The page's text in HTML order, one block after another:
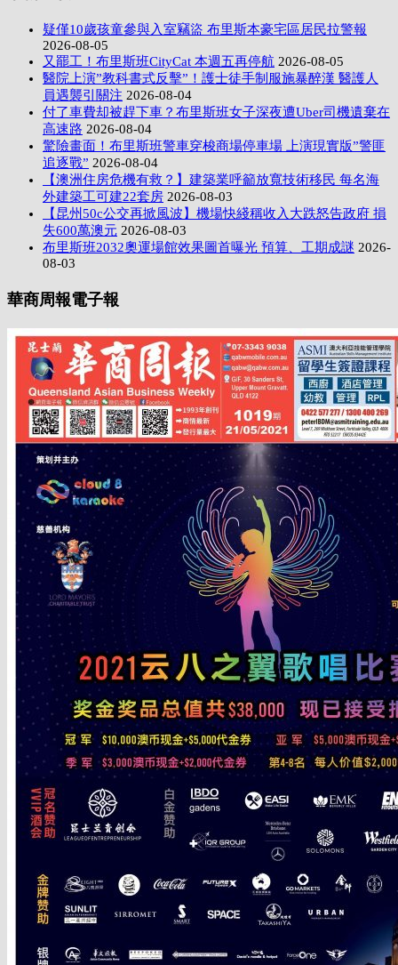
疑僅10歲孩童參與入室竊盜 布里斯本豪宅區居民拉警報
2026-08-05
又罷工！布里斯班CityCat 本週五再停航 2026-08-05
醫院上演”教科書式反擊”！護士徒手制服施暴醉漢 醫護人
員遇襲引關注 2026-08-04
付了車費却被趕下車？布里斯班女子深夜遭Uber司機遺棄在
高速路 2026-08-04
驚險畫面！布里斯班警車穿梭商場停車場 上演現實版”警匪
追逐戰” 2026-08-04
【澳洲住房危機有救？】建築業呼籲放寬技術移民 每名海
外建築工可建22套房 2026-08-03
【昆州50c公交再掀風波】機場快綫稱收入大跌怒告政府 損
失600萬澳元 2026-08-03
布里斯班2032奧運場館效果圖首曝光 預算、工期成謎 2026-
08-03
華商周報電子報